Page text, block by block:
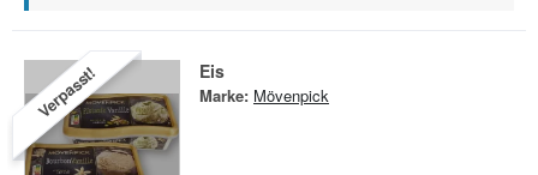
Verpasst! Eis
Marke: Mövenpick